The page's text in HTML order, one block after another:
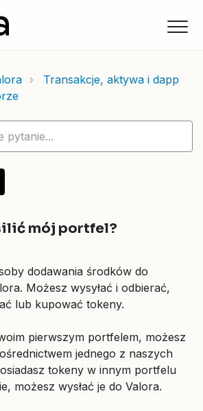
Transakcje, aktywa i dapp
mój portfel?
dodawania środków do
Możesz wysyłać i odbierać,
lub kupować tokeny.
pierwszym portfelem, możesz
jednego z naszych
tokeny w innym portfelu
możesz wysłać je do Valora.